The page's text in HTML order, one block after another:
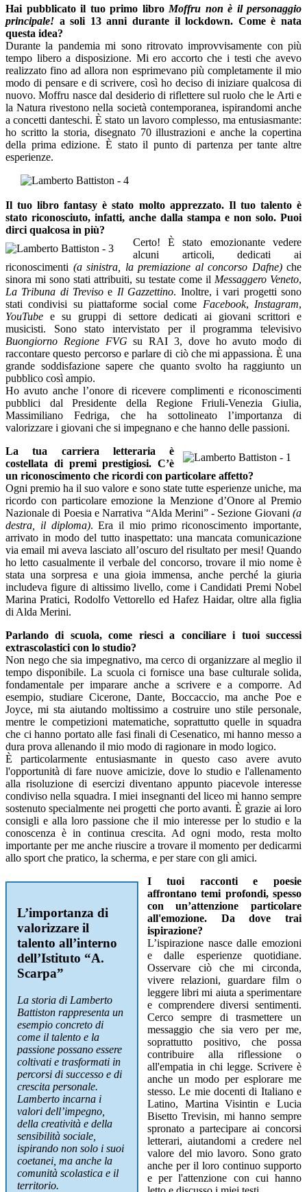
Hai pubblicato il tuo primo libro Moffru non è il personaggio
principale! a soli 13 anni durante illockdown. Come è nata
questa idea?
Durante la pandemia mi sono ritrovato improvvisamente con più
tempo libero a disposizione. Mi ero accorto che i testi che avevo
realizzato fino ad allora non esprimevano più completamente il mio
modo di pensare e di scrivere, così ho deciso di iniziare qualcosa di
nuovo. Moffru nasce dal desiderio di riflettere sul ruolo che le Arti e
la Natura rivestono nella società contemporanea, ispirandomi anche
a concetti danteschi. È stato un lavoro complesso, ma entusiasmante:
ho scritto la storia, disegnato 70 illustrazioni e anche la copertina
della prima edizione. È stato il punto di partenza per tante altre
esperienze.
Il tuo libro fantasy è stato molto apprezzato. Il tuo talento è
stato riconosciuto, infatti, anche dalla stampa e non solo. Puoi
dirci qualcosa in più?
Certo! È stato emozionante vedere
alcuni articoli, dedicati ai
riconoscimenti (a sinistra, la premiazione al concorso Dafne)che
sinora mi sono stati attribuiti, su testate come il Messaggero Veneto,
La Tribuna di Treviso e Il Gazzettino. Inoltre, i vari progetti sono
stati condivisi su piattaforme social come Facebook, Instagram,
YouTube e su gruppi di settore dedicati ai giovani scrittori e
musicisti. Sono stato intervistato per il programma televisivo
Buongiorno Regione FVG su RAI 3, dove ho avuto modo di
raccontare questo percorso e parlare di ciò che mi appassiona. È una
grande soddisfazione sapere che quanto svolto ha raggiunto un
pubblico così ampio.
Ho avuto anche l’onore di ricevere complimenti e riconoscimenti
pubblici dal Presidente della Regione Friuli-Venezia Giulia,
Massimiliano Fedriga, che ha sottolineato l’importanza di
valorizzare i giovani che si impegnano e che hanno delle passioni.
La tua carriera letteraria è
costellata di premi prestigiosi. C’è
un riconoscimento che ricordi con particolare affetto?
Ogni premio ha il suo valore e sono state tutte esperienze uniche, ma
ricordo con particolare emozione la Menzione d’Onore al Premio
Nazionale di Poesia e Narrativa “Alda Merini” - Sezione Giovani (a
destra, il diploma). Era il mio primo riconoscimento importante,
arrivato in modo del tutto inaspettato: una mancata comunicazione
via email mi aveva lasciato all’oscuro del risultato per mesi! Quando
ho letto casualmente il verbale del concorso, trovare il mio nome è
stata una sorpresa e una gioia immensa, anche perché la giuria
includeva figure di altissimo livello, come i Candidati Premi Nobel
Marina Pratici, Rodolfo Vettorello ed Hafez Haidar, oltre alla figlia
di Alda Merini.
Parlando di scuola, come riesci a conciliare i tuoi successi
extrascolastici con lo studio?
Non nego che sia impegnativo, ma cerco di organizzare al meglio il
tempo disponibile. La scuola ci fornisce una base culturale solida,
fondamentale per imparare anche a scrivere e a comporre. Ad
esempio, studiare Cicerone, Dante, Boccaccio, ma anche Poe e
Joyce, mi sta aiutando moltissimo a costruire uno stile personale,
mentre le competizioni matematiche, soprattutto quelle in squadra
che ci hanno portato alle fasi finali di Cesenatico, mi hanno messo a
dura prova allenando il mio modo di ragionare in modo logico.
È particolarmente entusiasmante in questo caso avere avuto
l'opportunità di fare nuove amicizie, dove lo studio e l'allenamento
alla risoluzione di esercizi diventano appunto piacevole interesse
condiviso nella squadra. I miei insegnanti del liceo mi hanno sempre
sostenuto specialmente nei progetti che porto avanti. È grazie ai loro
consigli e alla loro passione che il mio interesse per lo studio e la
conoscenza è in continua crescita. Ad ogni modo, resta molto
importante per me anche riuscire a trovare il momento per dedicarmi
allo sport che pratico, la scherma, e per stare con gli amici.
L’importanza di
valorizzare il
talento all’interno
dell’Istituto “A.
Scarpa”
La storia di Lamberto
Battiston rappresenta un
esempio concreto di
come il talento e la
passione possano essere
coltivati e trasformati in
percorsi di successo e di
crescita personale.
Lamberto incarna i
valori dell’impegno,
della creatività e della
sensibilità sociale,
ispirando non solo i suoi
coetanei, ma anche la
comunità scolastica e il
territorio.
I tuoi racconti e poesie
affrontano temi profondi, spesso
con un’attenzione particolare
all'emozione. Da dove trai
ispirazione?
L’ispirazione nasce dalle emozioni
e dalle esperienze quotidiane.
Osservare ciò che mi circonda,
vivere relazioni, guardare film o
leggere libri mi aiuta a sperimentare
e comprendere diversi sentimenti.
Cerco sempre di trasmettere un
messaggio che sia vero per me,
soprattutto positivo, che possa
contribuire alla riflessione o
all'empatia in chi legge. Scrivere è
anche un modo per esplorare me
stesso. Le mie docenti di Italiano e
Latino, Martina Visintin e Lucia
Bisetto Trevisin, mi hanno sempre
spronato a partecipare ai concorsi
letterari, aiutandomi a credere nel
valore del mio lavoro. Sono grato
anche per il loro continuo supporto
e per l'attenzione con cui hanno